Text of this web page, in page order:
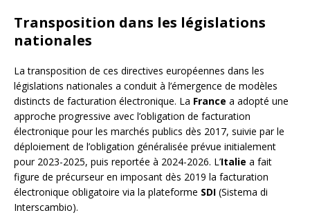
Transposition dans les législations
nationales
La transposition de ces directives européennes dans les
législations nationales a conduit à l’émergence de modèles
distincts de facturation électronique. La France a adopté une
approche progressive avec l’obligation de facturation
électronique pour les marchés publics dès 2017, suivie par le
déploiement de l’obligation généralisée prévue initialement
pour 2023-2025, puis reportée à 2024-2026. L’Italie a fait
figure de précurseur en imposant dès 2019 la facturation
électronique obligatoire via la plateforme SDI (Sistema di
Interscambio).